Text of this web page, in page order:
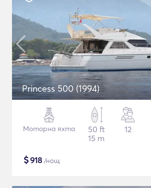
Princess 500 (1994)
Моторна яхта
50 ft
15 m
12
$918 /нощ